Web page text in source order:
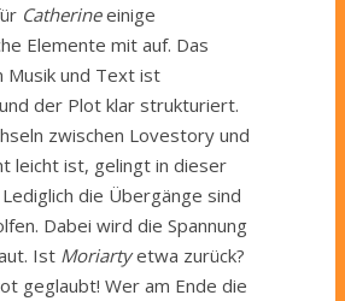
Catherineeinige
Elemente mit auf. Das
Musik und Text ist
der Plot klar strukturiert.
zwischen Lovestory und
leicht ist, gelingt in dieser
die Übergänge sind
Dabei wird die Spannung
Ist Moriartyetwa zurück?
geglaubt! Wer am Ende die